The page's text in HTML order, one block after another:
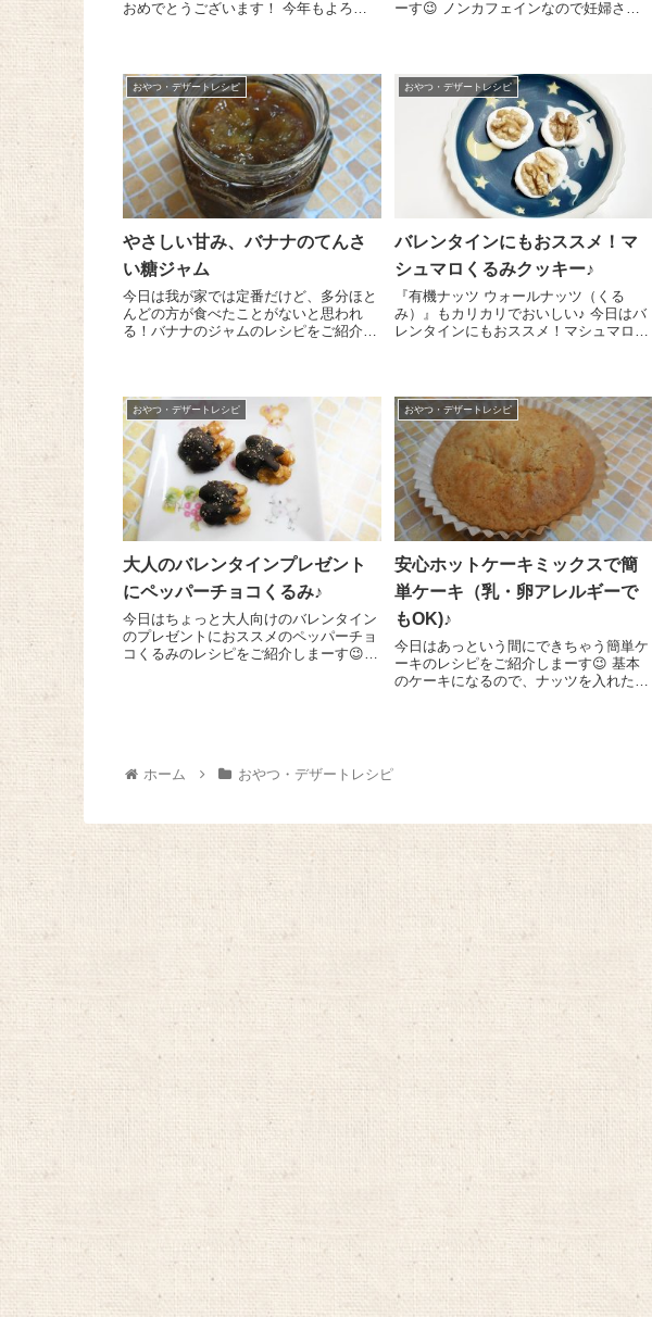
おめでとうございます！ 今年もよろし
元...
ーす😉 ノンカフェインなので妊婦さん
てんさい糖 適量も...
おやつ・デザートレシピ
やさしい甘み、バナナのてんさ
い糖ジャム
今日は我が家では定番だけど、多分ほと
んどの方が食べたことがないと思われ
る！バナナのジャムのレシピをご紹介し
ナナの重さ...
おやつ・デザートレシピ
バレンタインにもおススメ！マ
シュマロくるみクッキー♪
『有機ナッツ ウォールナッツ（くる
み）』もカリカリでおいしい♪ 今日はバ
レンタインにもおススメ！マシュマロと
おやつ・デザートレシピ
大人のバレンタインプレゼント
にペッパーチョコくるみ♪
今日はちょっと大人向けのバレンタイン
のプレゼントにおススメのペッパーチョ
コくるみのレシピをご紹介しまーす😉
おやつ・デザートレシピ
安心ホットケーキミックスで簡
単ケーキ（乳・卵アレルギーで
もOK)♪
今日はあっという間にできちゃう簡単ケ
ーキのレシピをご紹介しまーす😉 基本
のケーキになるので、ナッツを入れたり
ホーム おやつ・デザートレシピ